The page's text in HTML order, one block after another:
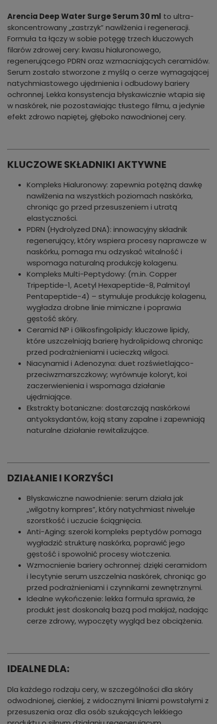
Arencia Deep Water Surge Serum 30 ml to ultra-
skoncentrowany „zastrzyk” nawilżenia i regeneracji.
Formuła ta łączy w sobie potęgę trzech kluczowych
filarów zdrowej cery: kwasu hialuronowego,
regenerującego PDRN oraz wzmacniających ceramidów.
Serum zostało stworzone z myślą o cerze wymagającej
natychmiastowego ujędrnienia i odbudowy bariery
ochronnej. Lekka konsystencja błyskawicznie wtapia się
w naskórek, nie pozostawiając tłustego filmu, a jedynie
efekt zdrowo napiętej, głęboko nawodnionej cery.
KLUCZOWE SKŁADNIKI AKTYWNE
Kompleks Hialuronowy: zapewnia potężną dawkę
nawilżenia na wszystkich poziomach naskórka,
chroniąc go przed przesuszeniem i utratą
elastyczności.
PDRN (Hydrolyzed DNA): innowacyjny składnik
regenerujący, który wspiera procesy naprawcze w
naskórku, pomaga mu odzyskać witalność i
wspomaga naturalną produkcję kolagenu.
Kompleks Multi-Peptydowy: (m.in. Copper
Tripeptide-1, Acetyl Hexapeptide-8, Palmitoyl
Pentapeptide-4) – stymuluje produkcję kolagenu,
wygładza drobne linie mimiczne i poprawia
gęstość skóry.
Ceramid NP i Glikosfingolipidy: kluczowe lipidy,
które uszczelniają barierę hydrolipidową chroniąc
przed podrażnieniami i ucieczką wilgoci.
Niacynamid i Adenozyna: duet rozświetlająco-
przeciwzmarszczkowy; wyrównuje koloryt, koi
zaczerwienienia i wspomaga działanie
ujędrniające.
Ekstrakty botaniczne: dostarczają naskórkowi
antyoksydantów, koją stany zapalne i zapewniają
naturalne działanie rewitalizujące.
DZIAŁANIE I KORZYŚCI
Błyskawiczne nawodnienie: serum działa jak
„wilgotny kompres”, który natychmiast niweluje
szorstkość i uczucie ściągnięcia.
Anti-Aging: szeroki kompleks peptydów pomaga
wygładzić strukturę naskórka, poprawić jego
gęstość i spowolnić procesy wiotczenia.
Wzmocnienie bariery ochronnej: dzięki ceramidom
i lecytynie serum uszczelnia naskórek, chroniąc go
przed podrażnieniami i czynnikami zewnętrznymi.
Idealne wykończenie: lekka formuła sprawia, że
produkt jest doskonałą bazą pod makijaż, nadając
cerze zdrowy, wypoczęty wygląd bez obciążenia.
IDEALNE DLA:
Dla każdego rodzaju cery, w szczególności dla skóry
odwodnionej, cienkiej, z widocznymi liniami powstałymi z
przesuszenia oraz dla osób szukających lekkiego